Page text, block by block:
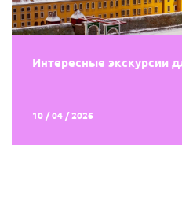
Интересные экскурсии
10 / 04 / 2026